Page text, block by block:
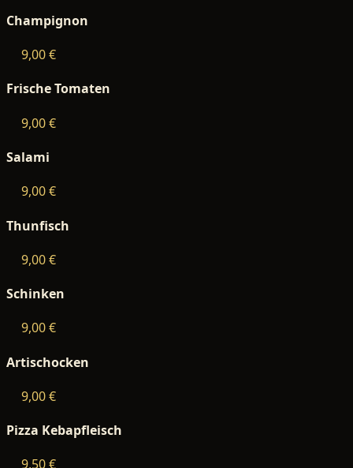
Champignon
9,00 €
Frische Tomaten
9,00 €
Salami
9,00 €
Thunfisch
9,00 €
Schinken
9,00 €
Artischocken
9,00 €
Pizza Kebapfleisch
9,50 €